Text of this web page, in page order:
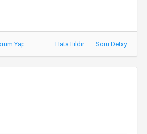
Yap Hata Bildir Soru Detay